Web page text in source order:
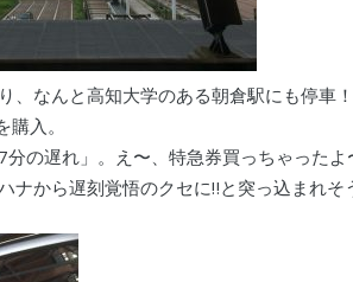
なんと高知大学のある朝倉駅にも停車！
入。
の遅れ」。え〜、特急券買っちゃったよ
ナから遅刻覚悟のクセに‼︎と突っ込まれそ